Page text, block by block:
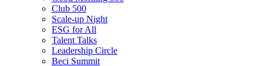
Club 500
Scale-up Night
ESG for All
Talent Talks
Leadership Circle
Beci Summit